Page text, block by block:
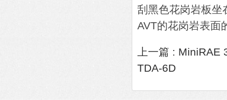
刮黑色花岗岩板坐
AVT的花岗岩表面
上一篇 : MiniRAE
TDA-6D